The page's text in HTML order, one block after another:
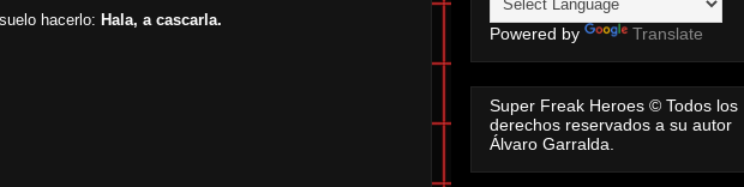
hacerlo: Hala, a cascarla.
Powered by Translate
Super Freak Heroes © Todos los
derechos reservados a su autor
Álvaro Garralda.